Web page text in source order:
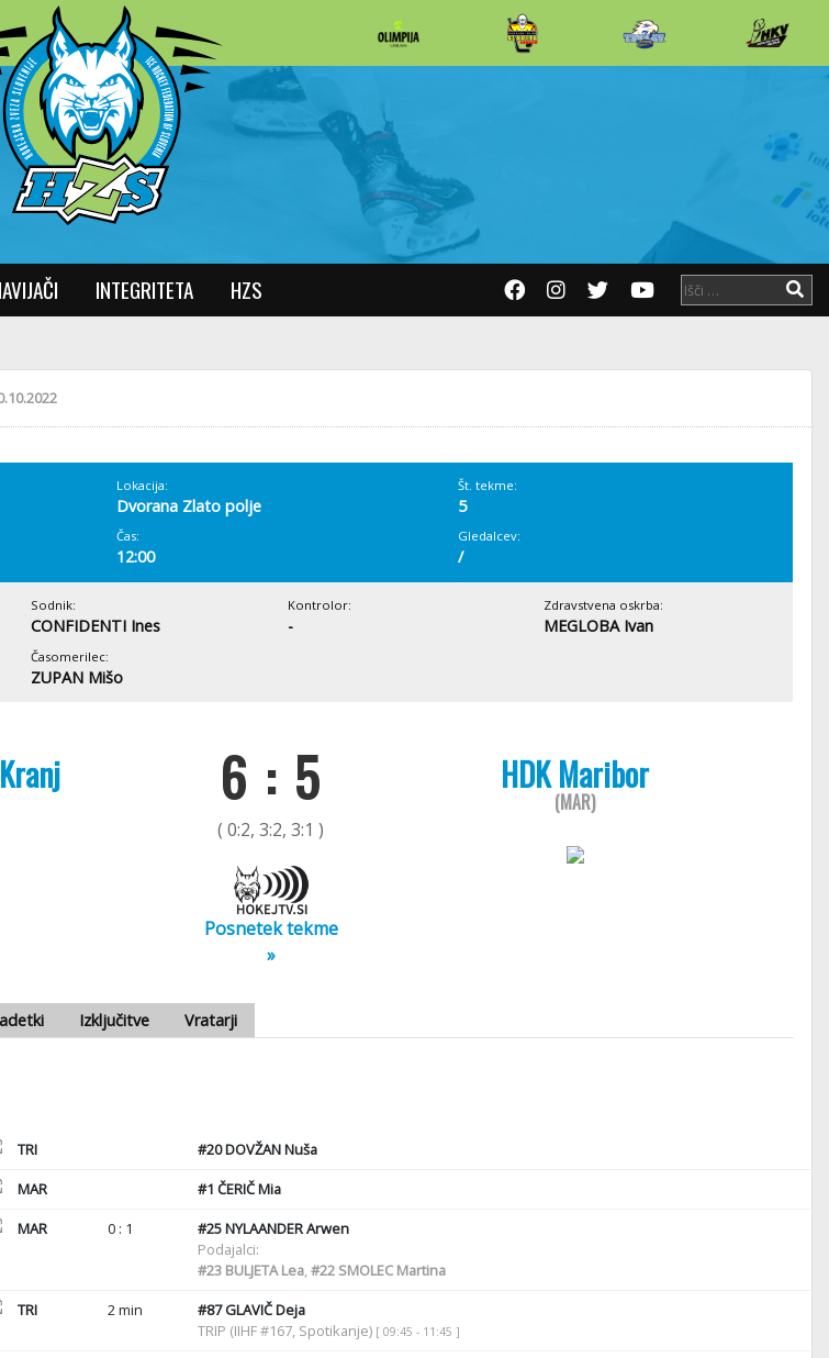
INTEGRITETA HZS
Lokacija:
Dvorana Zlato polje
Št. tekme:
5
Čas:
12:00
Gledalcev:
/
Sodnik:
CONFIDENTI Ines
Kontrolor:
-
Zdravstvena oskrba:
MEGLOBA Ivan
Časomerilec:
ZUPAN Mišo
6 : 5
( 0:2, 3:2, 3:1 )
Posnetek tekme
»
HDK Maribor
(MAR)
Izključitve Vratarji
TRI #20DOVŽAN Nuša
MAR #1 ČERIČ Mia
MAR 0 : 1 #25NYLAANDER Arwen
Podajalci:
#23BULJETA Lea,#22SMOLEC Martina
TRI 2 min #87GLAVIČ Deja
TRIP (IIHF #167, Spotikanje) [ 09:45 - 11:45 ]